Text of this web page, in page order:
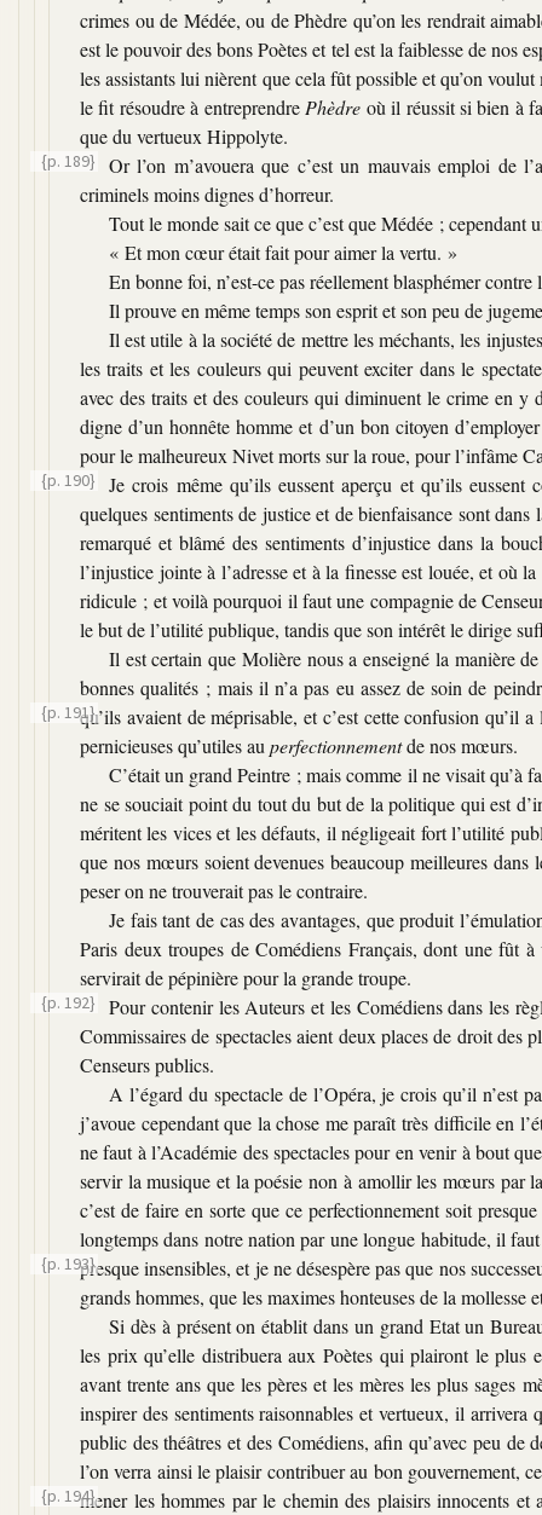
crimes ou de Médée, ou de Phèdre qu’on les rendrait
est le pouvoir des bons Poètes et tel est la faiblesse de nos
les assistants lui nièrent que cela fût possible et qu’on
le fit résoudre à entreprendrePhèdre où il réussit si bien à
que du vertueux Hippolyte.
Or l’on m’avouera que c’est un mauvais emploi de
{p. 189}
criminels moins dignes d’horreur.
Tout le monde sait ce que c’est que Médée ;
« Et mon cœur était fait pour aimer la vertu. »
En bonne foi, n’est-ce pas réellement blasphémer contre
Il prouve en même temps son esprit et son peu de
Il est utile à la société de mettre les méchants, les
les traits et les couleurs qui peuvent exciter dans le
avec des traits et des couleurs qui diminuent le crime en
digne d’un honnête homme et d’un bon citoyen
pour le malheureux Nivet morts sur la roue, pour l’infâme
{p. 190}
Je crois même qu’ils eussent aperçu et qu’ils
quelques sentiments de justice et de bienfaisance sont
remarqué et blâmé des sentiments d’injustice dans la
l’injustice jointe à l’adresse et à la finesse est louée, et où
ridicule ; et voilà pourquoi il faut une compagnie de
le but de l’utilité publique, tandis que son intérêt le dirige
Il est certain que Molière nous a enseigné la manière
bonnes qualités ; mais il n’a pas eu assez de soin de
qu’ils avaient de méprisable, et c’est
{p. 191}
cette confusion qu’il a
pernicieuses qu’utiles auperfectionnementde nos mœurs.
C’était un grand Peintre ; mais comme il ne visait qu’à
ne se souciait point du tout du but de la politique qui est
méritent les vices et les défauts, il négligeait fort l’utilité
que nos mœurs soient devenues beaucoup meilleures
peser on ne trouverait pas le contraire.
Je fais tant de cas des avantages, que produit
Paris deux troupes de Comédiens Français, dont une fût
servirait de pépinière pour la grande troupe.
Pour contenir les Auteurs et les Comédiens
{p. 192}
dans les
Commissaires de spectacles aient deux places de droit des
Censeurs publics.
A l’égard du spectacle de l’Opéra, je crois qu’il n’est
j’avoue cependant que la chose me paraît très difficile en
ne faut à l’Académie des spectacles pour en venir à bout
servir la musique et la poésie non à amollir les mœurs par
c’est de faire en sorte que ce perfectionnement soit
longtemps dans notre nation par une longue habitude, il
presque insensibles, et je ne désespère pas que
{p. 193}
nos
grands hommes, que les maximes honteuses de la mollesse
Si dès à présent on établit dans un grand Etat un
les prix qu’elle distribuera aux Poètes qui plairont le
avant trente ans que les pères et les mères les plus sages
inspirer des sentiments raisonnables et vertueux, il
public des théâtres et des Comédiens, afin qu’avec peu de
l’on verra ainsi le plaisir contribuer au bon gouvernement,
mener les hommes par le chemin des plaisirs innocents
{p. 194}